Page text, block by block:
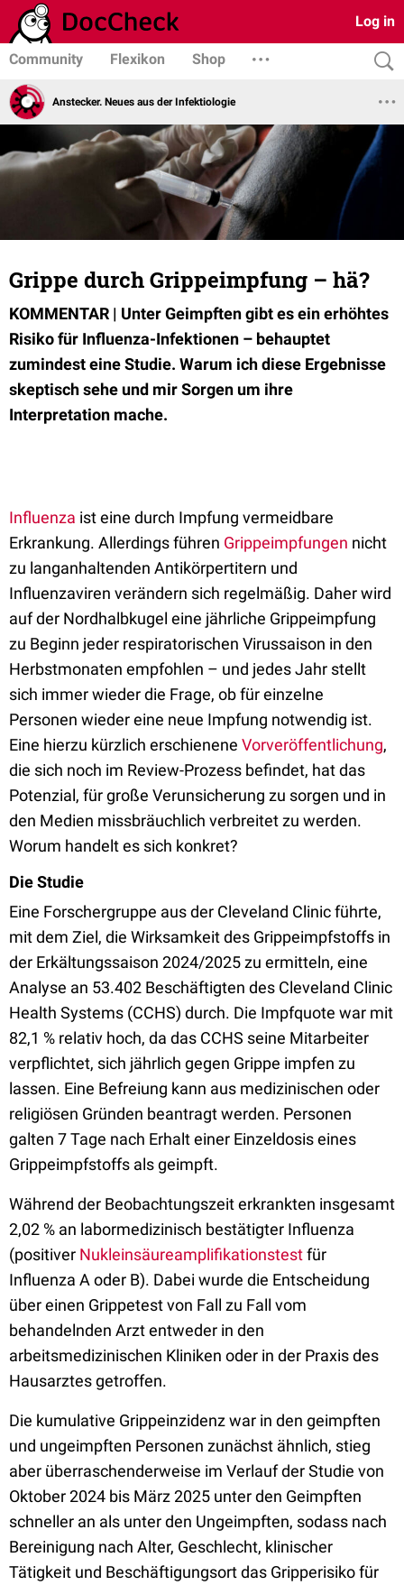
Log in
Community Flexikon Shop
Anstecker. Neues aus der Infektiologie
Grippe durch Grippeimpfung – hä?
KOMMENTAR | Unter Geimpften gibt es ein erhöhtes
Risiko für Influenza-Infektionen – behauptet
zumindest eine Studie. Warum ich diese Ergebnisse
skeptisch sehe und mir Sorgen um ihre
Interpretation mache.
Influenza ist eine durch Impfung vermeidbare
Erkrankung. Allerdings führen Grippeimpfungen nicht
zu langanhaltenden Antikörpertitern und
Influenzaviren verändern sich regelmäßig. Daher wird
auf der Nordhalbkugel eine jährliche Grippeimpfung
zu Beginn jeder respiratorischen Virussaison in den
Herbstmonaten empfohlen – und jedes Jahr stellt
sich immer wieder die Frage, ob für einzelne
Personen wieder eine neue Impfung notwendig ist.
Eine hierzu kürzlich erschienene Vorveröffentlichung,
die sich noch im Review-Prozess befindet, hat das
Potenzial, für große Verunsicherung zu sorgen und in
den Medien missbräuchlich verbreitet zu werden.
Worum handelt es sich konkret?
Die Studie
Eine Forschergruppe aus der Cleveland Clinic führte,
mit dem Ziel, die Wirksamkeit des Grippeimpfstoffs in
der Erkältungssaison 2024/2025 zu ermitteln, eine
Analyse an 53.402 Beschäftigten des Cleveland Clinic
Health Systems (CCHS) durch. Die Impfquote war mit
82,1 % relativ hoch, da das CCHS seine Mitarbeiter
verpflichtet, sich jährlich gegen Grippe impfen zu
lassen. Eine Befreiung kann aus medizinischen oder
religiösen Gründen beantragt werden. Personen
galten 7 Tage nach Erhalt einer Einzeldosis eines
Grippeimpfstoffs als geimpft.
Während der Beobachtungszeit erkrankten insgesamt
2,02 % an labormedizinisch bestätigter Influenza
(positiver Nukleinsäureamplifikationstestfür
Influenza A oder B). Dabei wurde die Entscheidung
über einen Grippetest von Fall zu Fall vom
behandelnden Arzt entweder in den
arbeitsmedizinischen Kliniken oder in der Praxis des
Hausarztes getroffen.
Die kumulative Grippeinzidenz war in den geimpften
und ungeimpften Personen zunächst ähnlich, stieg
aber überraschenderweise im Verlauf der Studie von
Oktober 2024 bis März 2025 unter den Geimpften
schneller an als unter den Ungeimpften, sodass nach
Bereinigung nach Alter, Geschlecht, klinischer
Tätigkeit und Beschäftigungsort das Gripperisiko für